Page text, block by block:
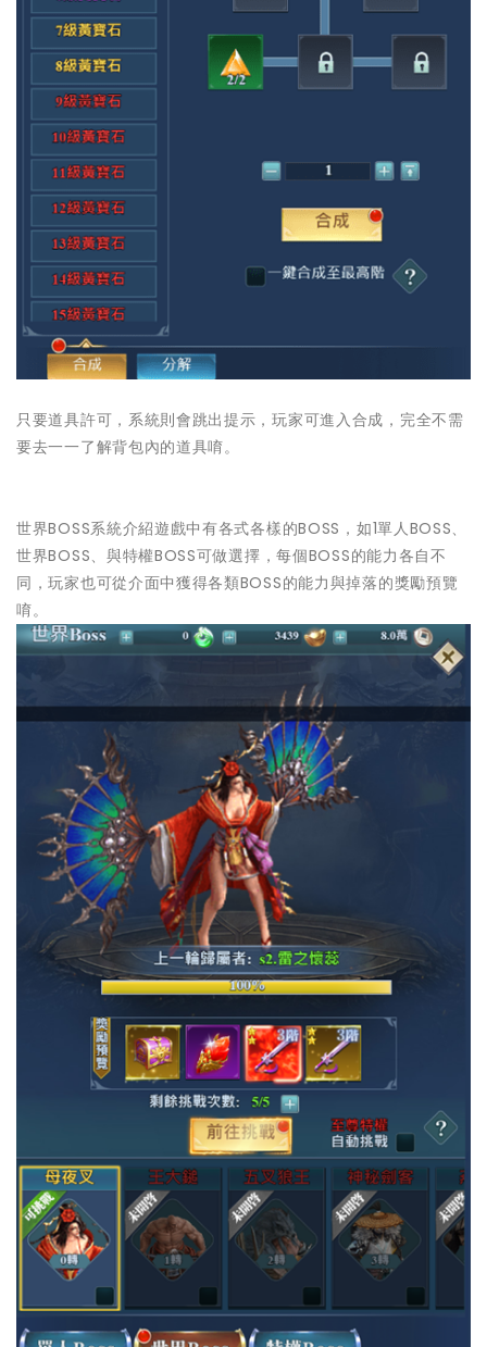
只要道具許可，系統則會跳出提示，玩家可進入合成，完全不需
要去一一了解背包內的道具唷。
世界BOSS系統介紹遊戲中有各式各樣的BOSS，如1單人BOSS、
世界BOSS、與特權BOSS可做選擇，每個BOSS的能力各自不
同，玩家也可從介面中獲得各類BOSS的能力與掉落的獎勵預覽
唷。